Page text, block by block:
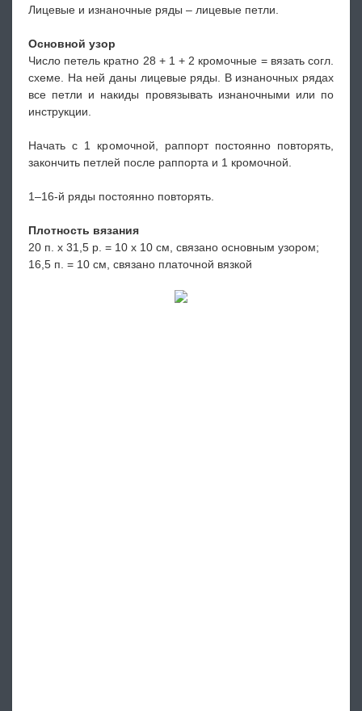
Лицевые и изнаночные ряды – лицевые петли.
Основной узор
Число петель кратно 28 + 1 + 2 кромочные = вязать согл.
схеме. На ней даны лицевые ряды. В изнаночных рядах
все петли и накиды провязывать изнаночными или по
инструкции.
Начать с 1 кромочной, раппорт постоянно повторять,
закончить петлей после раппорта и 1 кромочной.
1–16-й ряды постоянно повторять.
Плотность вязания
20 п. х 31,5 р. = 10 x 10 см, связано основным узором;
16,5 п. = 10 см, связано платочной вязкой